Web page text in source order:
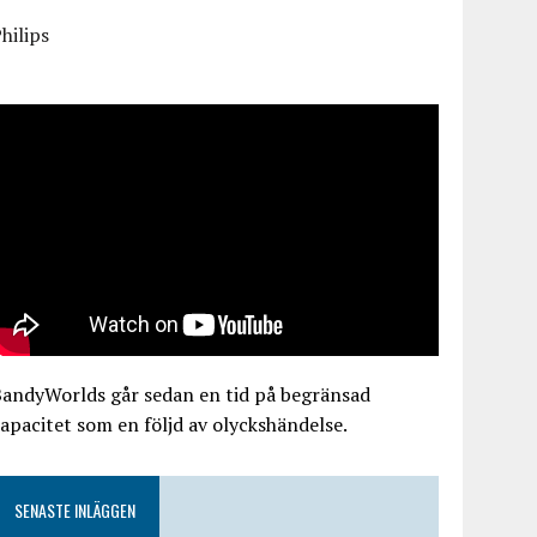
går sedan en tid på begränsad
som en följd av olyckshändelse.
SENASTE INLÄGGEN